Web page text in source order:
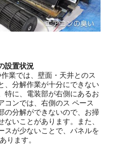
設置状況
業では、壁面・天井とのス
、分解作業が十分にできない
特に、電装部が右側にあるお
コンでは、右側のス ペース
の分解ができないので、お掃
ないことがあります。また、
スが少ないことで、パネルを
ります。